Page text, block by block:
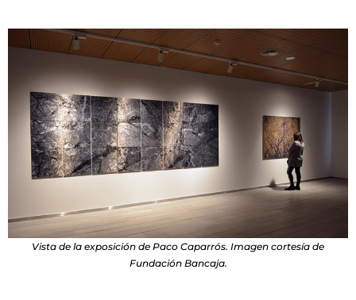
Vista de la exposición de Paco Caparrós. Imagen cortesía de
Fundación Bancaja.